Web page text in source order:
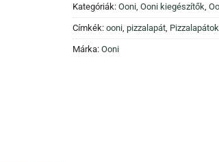
Kategóriák: Ooni Ooni kiegészítők
Címkék: ooni pizzalapát Pizzalapátok
Márka: Ooni